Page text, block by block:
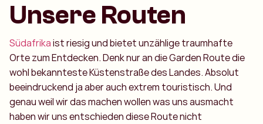
Unsere Routen
Südafrikaist riesig und bietet unzählige traumhafte
Orte zum Entdecken. Denk nur an die Garden Route die
wohl bekannteste Küstenstraße des Landes. Absolut
beeindruckend ja aber auch extrem touristisch. Und
genau weil wir das machen wollen was uns ausmacht
haben wir uns entschieden diese Route nicht